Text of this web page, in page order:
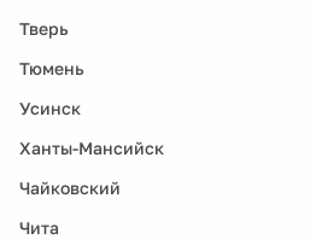
Тверь
Тюмень
Усинск
Ханты-Мансийск
Чайковский
Чита